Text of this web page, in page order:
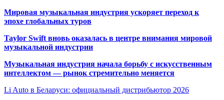
Мировая музыкальная индустрия ускоряет переход к
эпохе глобальных туров
Taylor Swift вновь оказалась в центре внимания мировой
музыкальной индустрии
Музыкальная индустрия начала борьбу с искусственным
интеллектом — рынок стремительно меняется
Li Auto в Беларуси: официальный дистрибьютор 2026